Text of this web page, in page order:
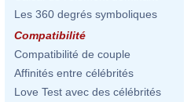
Les 360 degrés symboliques
Compatibilité
Compatibilité de couple
Affinités entre célébrités
Love Test avec des célébrités